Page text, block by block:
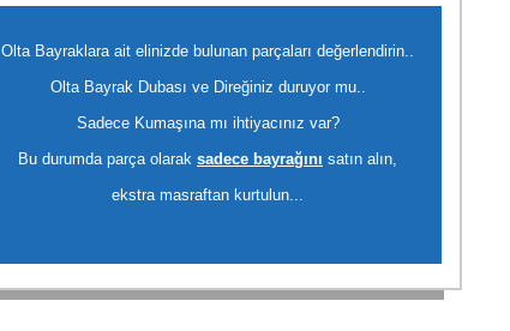
Olta Bayraklara ait elinizde bulunan parçaları değerlendirin..
Olta Bayrak Dubası ve Direğiniz duruyor mu..
Sadece Kumaşına mı ihtiyacınız var?
Bu durumda parça olarak sadece bayrağını satın alın,
ekstra masraftan kurtulun...